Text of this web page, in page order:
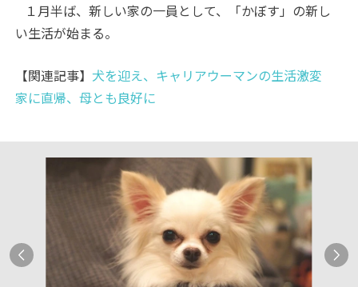
１月半ば、新しい家の一員として、「かぼす」の新し
い生活が始まる。
【関連記事】犬を迎え、キャリアウーマンの生活激変
家に直帰、母とも良好に